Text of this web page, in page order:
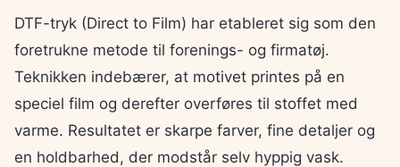
DTF-tryk (Direct to Film) har etableret sig som den
foretrukne metode til forenings- og firmatøj.
Teknikken indebærer, at motivet printes på en
speciel film og derefter overføres til stoffet med
varme. Resultatet er skarpe farver, fine detaljer og
en holdbarhed, der modstår selv hyppig vask.